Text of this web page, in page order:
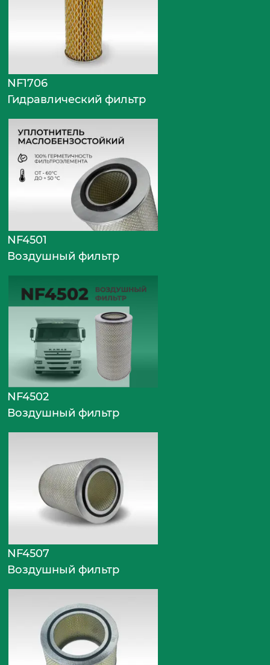
NF1706
Гидравлический фильтр
NF4501
Воздушный фильтр
NF4502
Воздушный фильтр
NF4507
Воздушный фильтр